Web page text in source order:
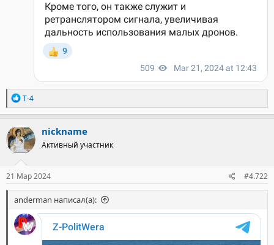
Р
е
а
к
ц
и
и
:
T-4
nickname
Активный участник
21 Мар 2024 #4.722
anderman написал(а):